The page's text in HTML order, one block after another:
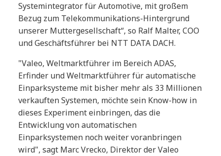
Systemintegrator für Automotive, mit großem
Bezug zum Telekommunikations-Hintergrund
unserer Muttergesellschaft“, so Ralf Malter, COO
und Geschäftsführer bei NTT DATA DACH.
"Valeo, Weltmarktführer im Bereich ADAS,
Erfinder und Weltmarktführer für automatische
Einparksysteme mit bisher mehr als 33 Millionen
verkauften Systemen, möchte sein Know-how in
dieses Experiment einbringen, das die
Entwicklung von automatischen
Einparksystemen noch weiter voranbringen
wird", sagt Marc Vrecko, Direktor der Valeo